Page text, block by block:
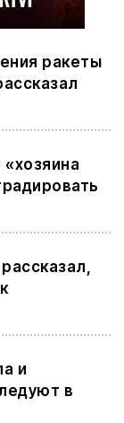
ракеты
и
в